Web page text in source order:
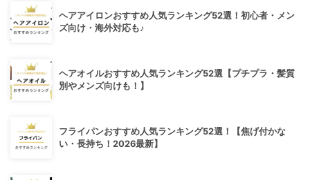
ヘアアイロンおすすめ人気ランキング52選！初心者・メン
ズ向け・海外対応も♪
ヘアオイルおすすめ人気ランキング52選【プチプラ・髪質
別やメンズ向けも！】
フライパンおすすめ人気ランキング52選！【焦げ付かな
い・長持ち！2026最新】